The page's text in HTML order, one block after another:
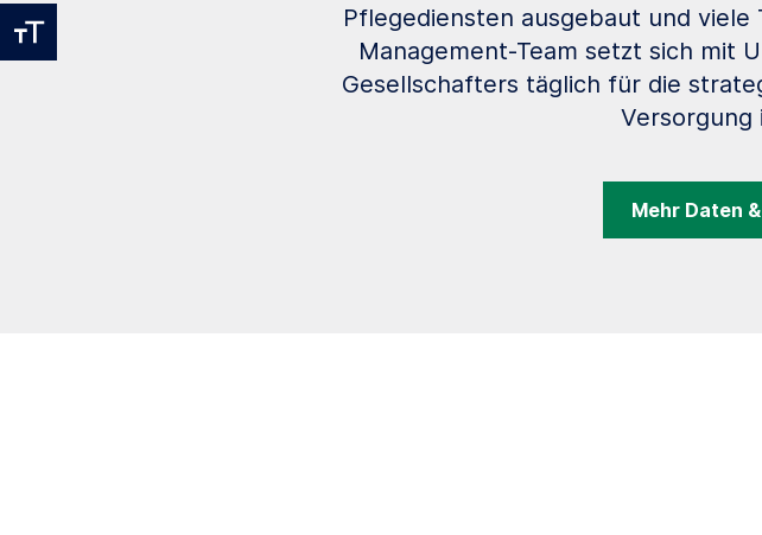
Pflegediensten ausgebaut und
Management-Team setzt sich mit
Gesellschafters täglich für die
Versorgung
Mehr Daten